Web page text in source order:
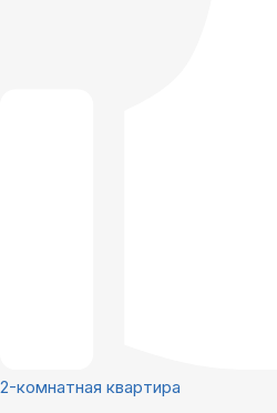
2-комнатная квартира